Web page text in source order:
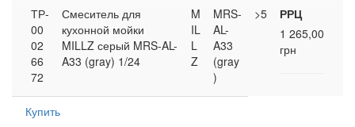
ТР-
00
02
66
72
Смеситель для
кухонной мойки
MILLZ серый MRS-AL-
A33 (gray) 1/24
M
IL
L
Z
MRS-
AL-
A33
(gray
)
>5
РРЦ
1 265,00
грн
Купить